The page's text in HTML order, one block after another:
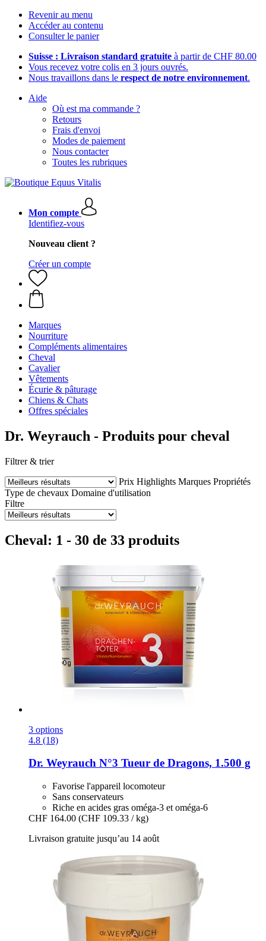
Revenir au menu
Accéder au contenu
Consulter le panier
Suisse : Livraison standard gratuite à partir de CHF 80.00
Vous recevez votre colis en 3 jours ouvrés.
Nous travaillons dans le respect de notre environnement.
Aide
Où est ma commande ?
Retours
Frais d'envoi
Modes de paiement
Nous contacter
Toutes les rubriques
Mon compte
Identifiez-vous
Nouveau client ?
Créer un compte
Marques
Nourriture
Compléments alimentaires
Cheval
Cavalier
Vêtements
Écurie & pâturage
Chiens & Chats
Offres spéciales
Dr. Weyrauch - Produits pour cheval
Filtrer & trier
Prix Highlights Marques Propriétés
Type de chevaux Domaine d'utilisation
Filtre
Cheval: 1 - 30 de 33 produits
3 options
4.8 (18)
Dr. Weyrauch N°3 Tueur de Dragons, 1.500 g
Favorise l'appareil locomoteur
Sans conservateurs
Riche en acides gras oméga-3 et oméga-6
CHF 164.00 (CHF 109.33 / kg)
Livraison gratuite jusqu’au 14 août